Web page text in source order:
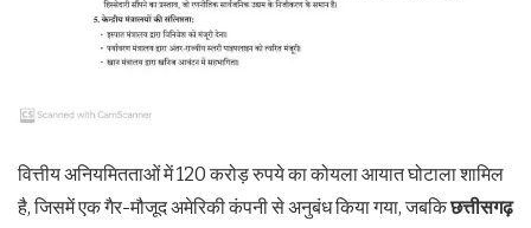
वित्तीय अनियमितताओं में 120 करोड़ रुपये का कोयला आयात घोटाला शामिल
है, जिसमें एक गैर-मौजूद अमेरिकी कंपनी से अनुबंध किया गया, जबकिछत्तीसगढ़